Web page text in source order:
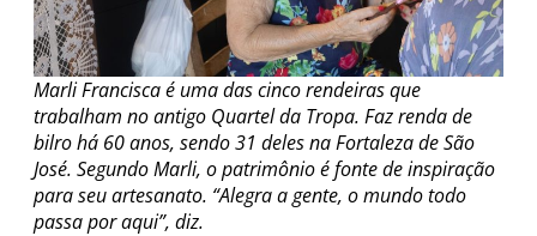
Marli Francisca é uma das cinco rendeiras que
trabalham no antigo Quartel da Tropa. Faz renda de
bilro há 60 anos, sendo 31 deles na Fortaleza de São
José. Segundo Marli, o patrimônio é fonte de inspiração
para seu artesanato. “Alegra a gente, o mundo todo
passa por aqui”, diz.